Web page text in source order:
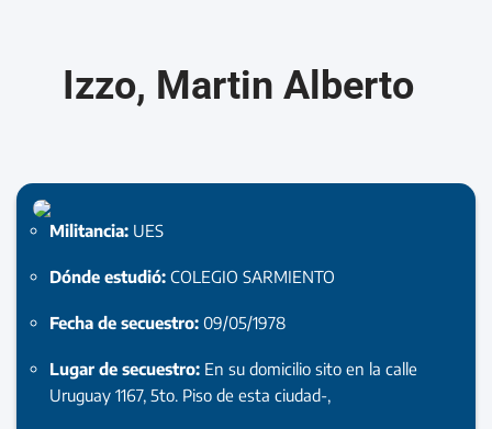
Izzo, Martin Alberto
Militancia: UES
Dónde estudió: COLEGIO SARMIENTO
Fecha de secuestro: 09/05/1978
Lugar de secuestro: En su domicilio sito en la calle
Uruguay 1167, 5to. Piso de esta ciudad-,